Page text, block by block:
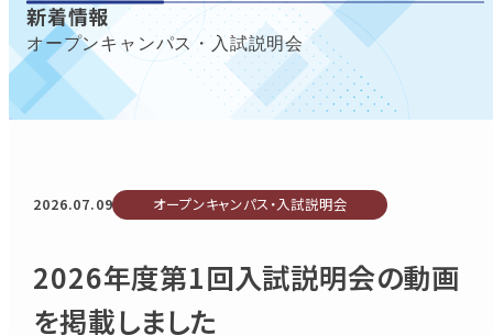
新着情報
オープンキャンパス・入試説明会
2026.07.09 オープンキャンパス・入試説明会
2026年度第1回入試説明会の動画
を掲載しました